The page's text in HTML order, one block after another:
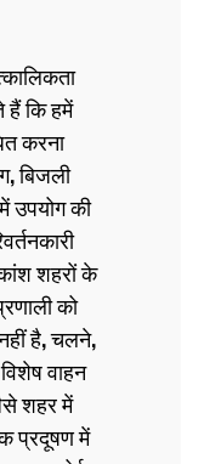
हैं कि हमें
करना
बिजली
उपयोग की
शहरों के
को
है, चलने,
वाहन
शहर में
प्रदूषण में